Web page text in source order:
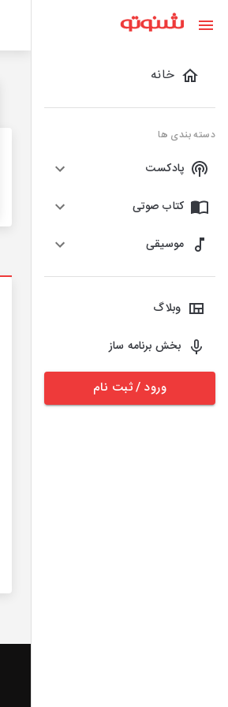
خانه
دسته بندی ها
پادکست
کتاب صوتی
موسیقی
وبلاگ
بخش برنامه ساز
ورود / ثبت نام